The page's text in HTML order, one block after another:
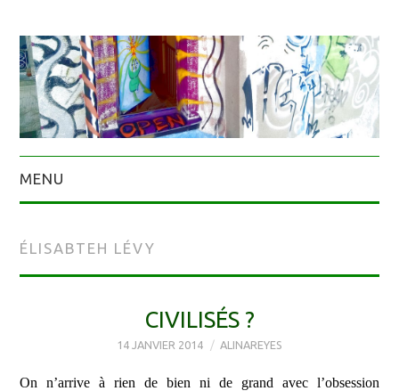
MENU
ÉLISABTEH LÉVY
CIVILISÉS ?
14 JANVIER 2014 ALINAREYES
On n’arrive à rien de bien ni de grand avec l’obsession